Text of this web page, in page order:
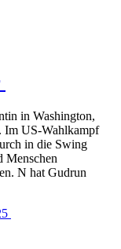
in Washington,
Im US-Wahlkampf
in die Swing
Menschen
Ν hat Gudrun